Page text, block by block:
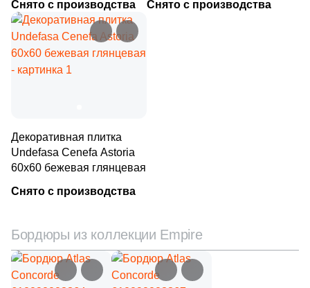
Снято с производства Снято с производства
Декоративная плитка
Undefasa Cenefa Astoria
60x60 бежевая глянцевая
Снято с производства
Бордюры из коллекции Empire